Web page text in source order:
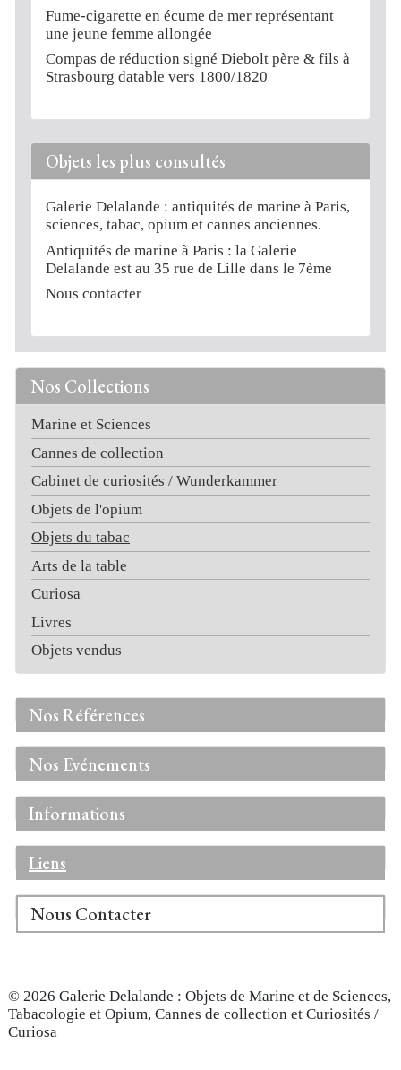
Nos Collections
Marine et Sciences
Cannes de collection
Cabinet de curiosités / Wunderkammer
Objets de l'opium
Objets du tabac
Arts de la table
Curiosa
Livres
Objets vendus
Nos Références
Nos Evénements
Informations
Liens
Nous Contacter
Fume-cigarette en écume de mer représentant
une jeune femme allongée
Compas de réduction signé Diebolt père & fils à
Strasbourg datable vers 1800/1820
Objets les plus consultés
Galerie Delalande : antiquités de marine à Paris,
sciences, tabac, opium et cannes anciennes.
Antiquités de marine à Paris : la Galerie
Delalande est au 35 rue de Lille dans le 7ème
Nous contacter
© 2026 Galerie Delalande : Objets de Marine et de Sciences,
Tabacologie et Opium, Cannes de collection et Curiosités /
Curiosa